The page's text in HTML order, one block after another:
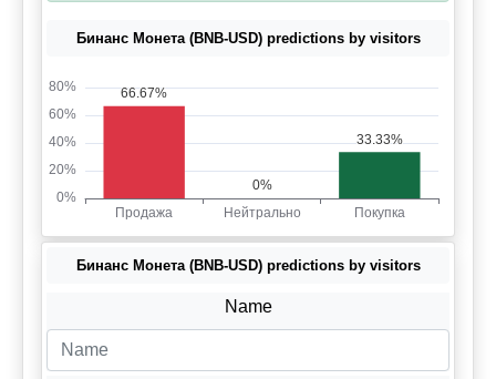
Бинанс Монета (BNB-USD) predictions by visitors
Бинанс Монета (BNB-USD) predictions by visitors
Name